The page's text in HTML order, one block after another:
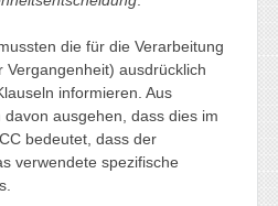
die für die Verarbeitung
Vergangenheit) ausdrücklich
informieren. Aus
ausgehen, dass dies im
bedeutet, dass der
verwendete spezifische